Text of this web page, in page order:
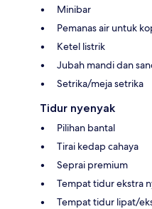
Minibar
Pemanas air untuk
Ketel listrik
Jubah mandi dan
Setrika/meja setrika
Tidur nyenyak
Pilihan bantal
Tirai kedap cahaya
Seprai premium
Tempat tidur ekstra
Tempat tidur lipat/